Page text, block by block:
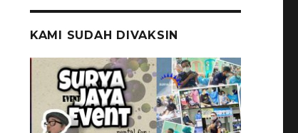
KAMI SUDAH DIVAKSIN